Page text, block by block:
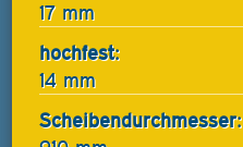
17 mm
hochfest:
14 mm
Scheibendurchmesser: